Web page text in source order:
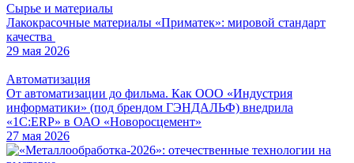
Сырье и материалы
Лакокрасочные материалы «Приматек»: мировой стандарт
качества
29 мая 2026
Автоматизация
От автоматизации до фильма. Как ООО «Индустрия
информатики» (под брендом ГЭНДАЛЬФ) внедрила
«1С:ERP» в ОАО «Новоросцемент»
27 мая 2026